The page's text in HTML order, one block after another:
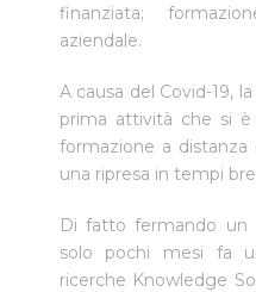
finanziata;
aziendale.
A causa del Covid-19,
prima attività che si è
formazione a
una ripresa in tempi
Di fatto fermando un
solo pochi mesi fa
ricerche Knowledge